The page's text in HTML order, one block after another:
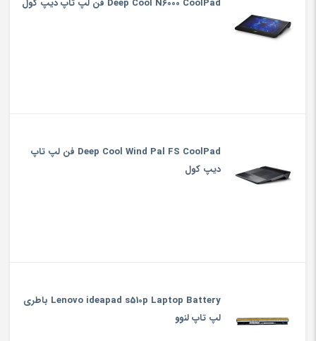
Deep Cool N6000 CoolPad فن لپ تاپ دیپ کول
Deep Cool Wind Pal FS CoolPad فن لپ تاپ
دیپ کول
Lenovo ideapad s510p Laptop Battery باطری
لپ تاپ لنوو